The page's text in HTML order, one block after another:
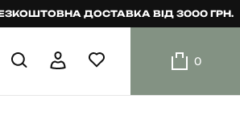
ДОСТАВКА ВІД 3000 ГРН.
0